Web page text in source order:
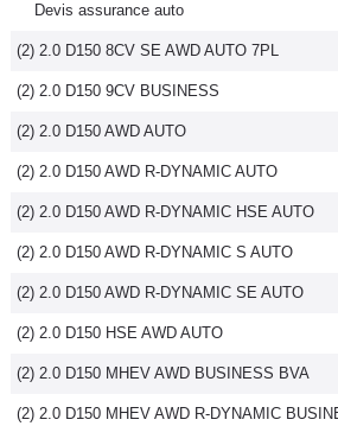
Devis assurance auto
(2) 2.0 D150 8CV SE AWD AUTO 7PL
(2) 2.0 D150 9CV BUSINESS
(2) 2.0 D150 AWD AUTO
(2) 2.0 D150 AWD R-DYNAMIC AUTO
(2) 2.0 D150 AWD R-DYNAMIC HSE AUTO
(2) 2.0 D150 AWD R-DYNAMIC S AUTO
(2) 2.0 D150 AWD R-DYNAMIC SE AUTO
(2) 2.0 D150 HSE AWD AUTO
(2) 2.0 D150 MHEV AWD BUSINESS BVA
(2) 2.0 D150 MHEV AWD R-DYNAMIC